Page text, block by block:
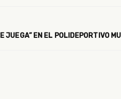
JUEGA” EN EL POLIDEPORTIVO